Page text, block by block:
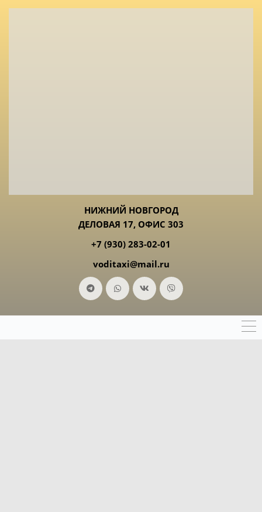
НИЖНИЙ НОВГОРОД
ДЕЛОВАЯ 17, ОФИС 303
+7 (930) 283-02-01
voditaxi@mail.ru